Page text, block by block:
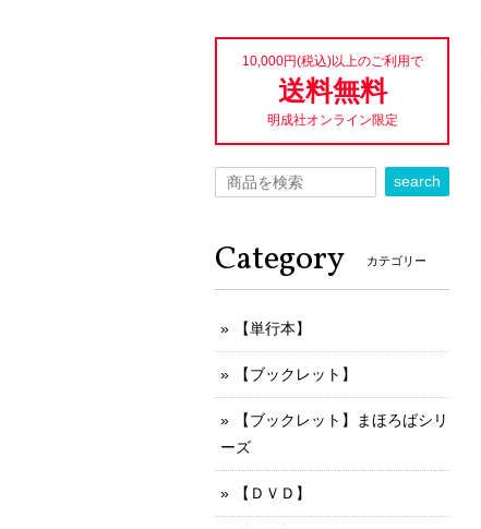
10,000円(税込)以上のご利用で
送料無料
明成社オンライン限定
search
Category カテゴリー
【単行本】
【ブックレット】
【ブックレット】まほろばシリ
ーズ
【ＤＶＤ】